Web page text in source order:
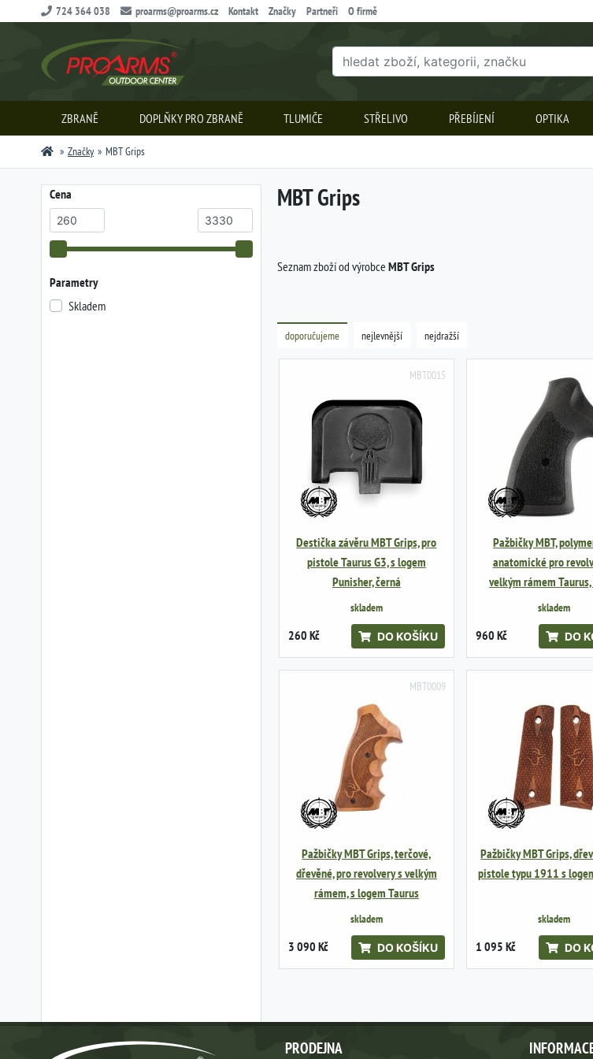
724 364 038 proarms@proarms.cz Kontakt Značky Partneři O firmě
ZBRANĚ DOPLŇKY PRO ZBRANĚ TLUMIČE STŘELIVO PŘEBÍJENÍ OPTIKA
Značky MBT Grips
MBT Grips
Seznam zboží od výrobce MBT Grips
doporučujeme nejlevnější nejdražší
MBT0015
Destička závěru MBT Grips, pro
pistole Taurus G3, s logem
Punisher, černá
skladem
260 Kč DO KOŠÍKU
Pažbičky MBT,
anatomické pro
velkým rámem
skladem
960 Kč DO
MBT0009
Pažbičky MBT Grips, terčové,
dřevěné, pro revolvery s velkým
rámem, s logem Taurus
skladem
3 090 Kč DO KOŠÍKU
Pažbičky MBT Grips,
pistole typu 1911 s
skladem
1 095 Kč DO
Cena
Parametry
Skladem
PRODEJNA